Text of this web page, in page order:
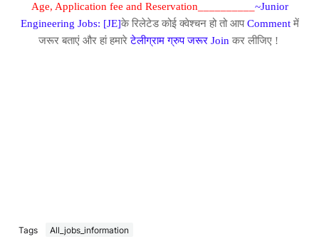
Age, Application fee and Reservation__________ ~Junior
Engineering Jobs: [JE]के रिलेटेड कोई क्वेश्चन हो तो आपCommentमें
जरूर बताएं और हां हमारेटेलीग्राम ग्रुप जरूर Join कर लीजिए !
Tags All_jobs_information